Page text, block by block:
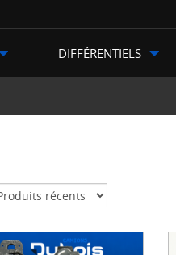
DIFFÉRENTIELS